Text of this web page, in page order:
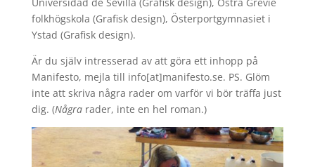
folkhögskola (Grafisk design), Österportgymnasiet i
Ystad (Grafisk design).
Är du själv intresserad av att göra ett inhopp på
Manifesto, mejla till info[at]manifesto.se. PS. Glöm
inte att skriva några rader om varför vi bör träffa just
dig. (Någrarader, inte en hel roman.)